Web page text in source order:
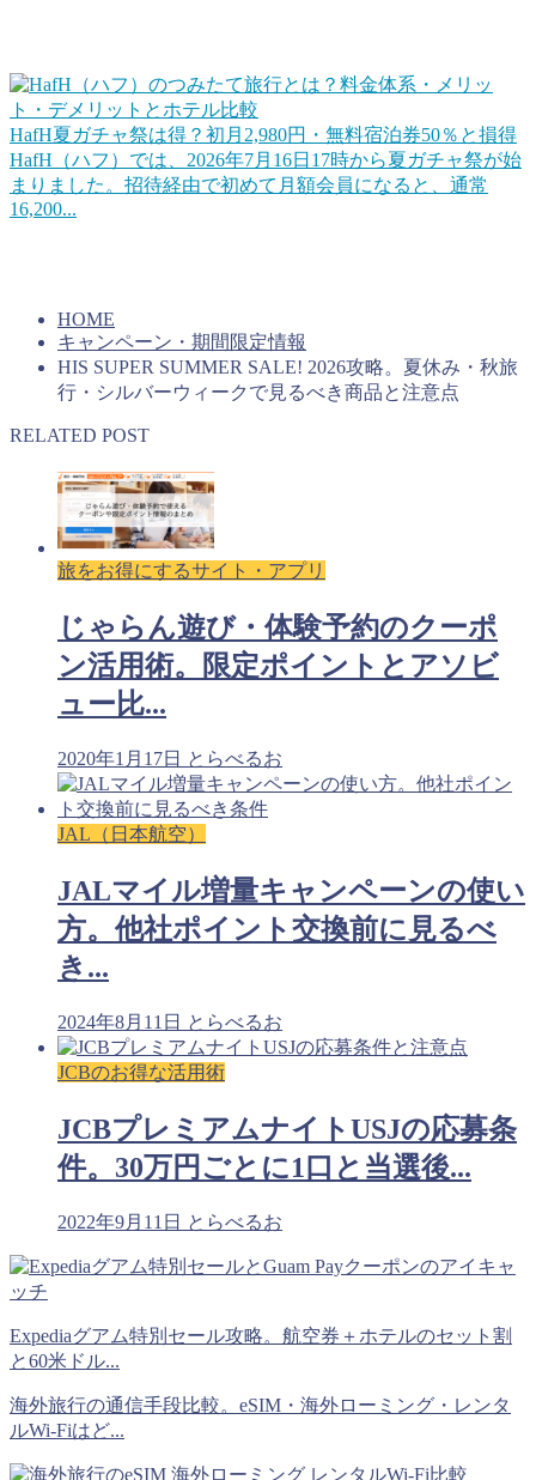
HafH夏ガチャ祭は得？初月2,980円・無料宿泊券50％と損得
HafH（ハフ）では、2026年7月16日17時から夏ガチャ祭が始
まりました。招待経由で初めて月額会員になると、通常
16,200...
HOME
キャンペーン・期間限定情報
HIS SUPER SUMMER SALE! 2026攻略。夏休み・秋旅
行・シルバーウィークで見るべき商品と注意点
RELATED POST
旅をお得にするサイト・アプリ
じゃらん遊び・体験予約のクーポ
ン活用術。限定ポイントとアソビ
ュー比...
2020年1月17日 とらべるお
JAL（日本航空）
JALマイル増量キャンペーンの使い
方。他社ポイント交換前に見るべ
き...
2024年8月11日 とらべるお
JCBのお得な活用術
JCBプレミアムナイトUSJの応募条
件。30万円ごとに1口と当選後...
2022年9月11日 とらべるお
Expediaグアム特別セール攻略。航空券＋ホテルのセット割
と60米ドル...
海外旅行の通信手段比較。eSIM・海外ローミング・レンタ
ルWi-Fiはど...